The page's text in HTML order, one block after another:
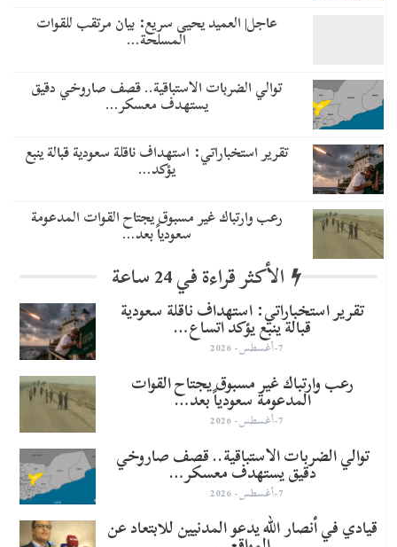
عاجل| العميد يحيى سريع: بيان مرتقب للقوات
المسلحة…
توالي الضربات الاستباقية.. قصف صاروخي دقيق
يستهدف معسكر…
تقرير استخباراتي: استهداف ناقلة سعودية قبالة ينبع
يؤكد…
رعب وارتباك غير مسبوق يجتاح القوات المدعومة
سعودياً بعد…
الأكثر قراءة في 24 ساعة
تقرير استخباراتي: استهداف ناقلة سعودية
قبالة ينبع يؤكد اتساع…
7-أغسطس- 2026
رعب وارتباك غير مسبوق يجتاح القوات
المدعومة سعودياً بعد…
7-أغسطس- 2026
توالي الضربات الاستباقية.. قصف صاروخي
دقيق يستهدف معسكر…
7-أغسطس- 2026
قيادي في أنصار الله يدعو المدنيين للابتعاد عن